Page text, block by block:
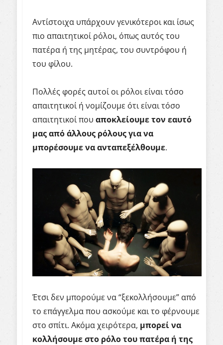
Αντίστοιχα υπάρχουν γενικότεροι και ίσως
πιο απαιτητικοί ρόλοι, όπως αυτός του
πατέρα ή της μητέρας, του συντρόφου ή
του φίλου.
Πολλές φορές αυτοί οι ρόλοι είναι τόσο
απαιτητικοί ή νομίζουμε ότι είναι τόσο
απαιτητικοί που αποκλείουμε τον εαυτό
μας από άλλους ρόλους για να
μπορέσουμε να ανταπεξέλθουμε.
Έτσι δεν μπορούμε να “ξεκολλήσουμε” από
το επάγγελμα που ασκούμε και το φέρνουμε
στο σπίτι. Ακόμα χειρότερα, μπορεί να
κολλήσουμε στο ρόλο του πατέρα ή της